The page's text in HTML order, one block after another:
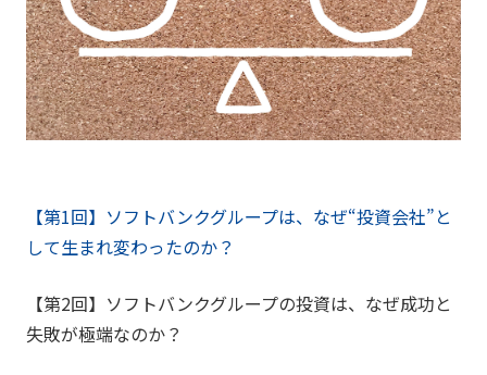
【第1回】ソフトバンクグループは、なぜ“投資会社”と
して生まれ変わったのか？
【第2回】ソフトバンクグループの投資は、なぜ成功と
失敗が極端なのか？